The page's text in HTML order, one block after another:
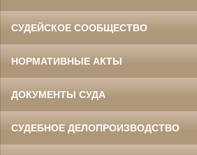
СУДЕЙСКОЕ СООБЩЕСТВО
НОРМАТИВНЫЕ АКТЫ
ДОКУМЕНТЫ СУДА
СУДЕБНОЕ ДЕЛОПРОИЗВОДСТВО